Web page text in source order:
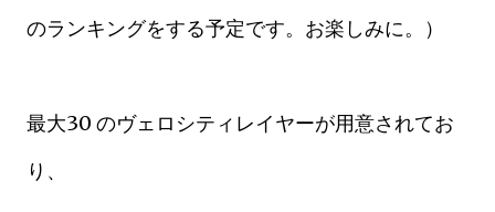
のランキングをする予定です。お楽しみに。）
最大30 のヴェロシティレイヤーが用意されてお
り、